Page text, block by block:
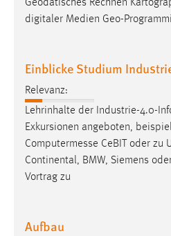
Geodätisches Rechnen
digitaler Medien Geo-
Einblicke Studium
Relevanz:
Lehrinhalte der Industrie-4.0-
Exkursionen angeboten,
Computermesse CeBIT oder zu
Continental, BMW, Siemens oder
Vortrag zu
Aufbau